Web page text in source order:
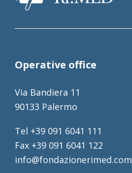
Operative office
Via Bandiera 11
90133 Palermo
Tel +39 091 6041 111
Fax +39 091 6041 122
info@fondazionerimed.com